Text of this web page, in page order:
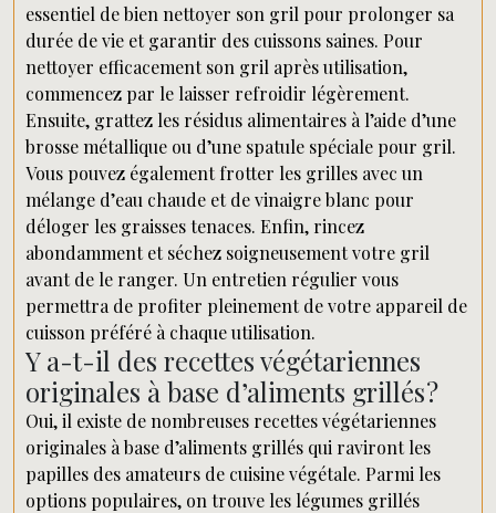
essentiel de bien nettoyer son gril pour prolonger sa
durée de vie et garantir des cuissons saines. Pour
nettoyer efficacement son gril après utilisation,
commencez par le laisser refroidir légèrement.
Ensuite, grattez les résidus alimentaires à l’aide d’une
brosse métallique ou d’une spatule spéciale pour gril.
Vous pouvez également frotter les grilles avec un
mélange d’eau chaude et de vinaigre blanc pour
déloger les graisses tenaces. Enfin, rincez
abondamment et séchez soigneusement votre gril
avant de le ranger. Un entretien régulier vous
permettra de profiter pleinement de votre appareil de
cuisson préféré à chaque utilisation.
Y a-t-il des recettes végétariennes
originales à base d’aliments grillés ?
Oui, il existe de nombreuses recettes végétariennes
originales à base d’aliments grillés qui raviront les
papilles des amateurs de cuisine végétale. Parmi les
options populaires, on trouve les légumes grillés